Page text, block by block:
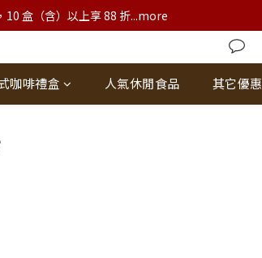
10 盒（含）以上享 88 折...more
咖啡禮盒 人氣休閒食品 其它優惠